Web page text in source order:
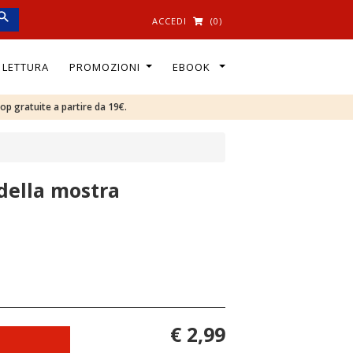
ACCEDI (0)
PROMOZIONI EBOOK
gratuite a partire da 19€.
mostra
€ 2,99